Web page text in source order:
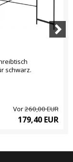
schwarz.
Vor260,00 EUR
179,40 EUR